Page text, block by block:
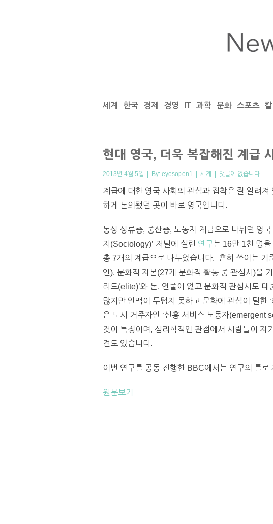
세계 한국 경제 경영 IT 과학 문화 스포츠
현대 영국, 더욱 복잡해진 계급
2013년 4월 5일 | By: eyesopen1 | 세계 | 댓글이 없습니다
계급에 대한 영국 사회의 관심과 집착은 잘 알려
하게 논의됐던 곳이 바로 영국입니다.
통상 상류층, 중산층, 노동자 계급으로 나뉘던 영
지(Sociology)’ 저널에 실린 연구는 16만 1천 명
총 7개의 계급으로 나누었습니다. 흔히 쓰이는 기
인), 문화적 자본(27개 문화적 활동 중 관심사)을
리트(elite)’와 돈, 연줄이 없고 문화적 관심사도
많지만 인맥이 두텁지 못하고 문화에 관심이 덜
은 도시 거주자인 ‘신흥 서비스 노동자(emergent
것이 특징이며, 심리학적인 관점에서 사람들이 자
견도 있습니다.
이번 연구를 공동 진행한 BBC에서는 연구의 틀
원문보기